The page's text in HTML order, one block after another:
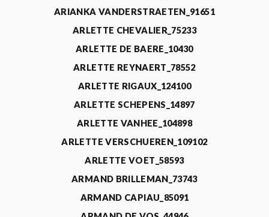
ARIANKA VANDERSTRAETEN_91651
ARLETTE CHEVALIER_75233
ARLETTE DE BAERE_10430
ARLETTE REYNAERT_78552
ARLETTE RIGAUX_124100
ARLETTE SCHEPENS_14897
ARLETTE VANHEE_104898
ARLETTE VERSCHUEREN_109102
ARLETTE VOET_58593
ARMAND BRILLEMAN_73743
ARMAND CAPIAU_85091